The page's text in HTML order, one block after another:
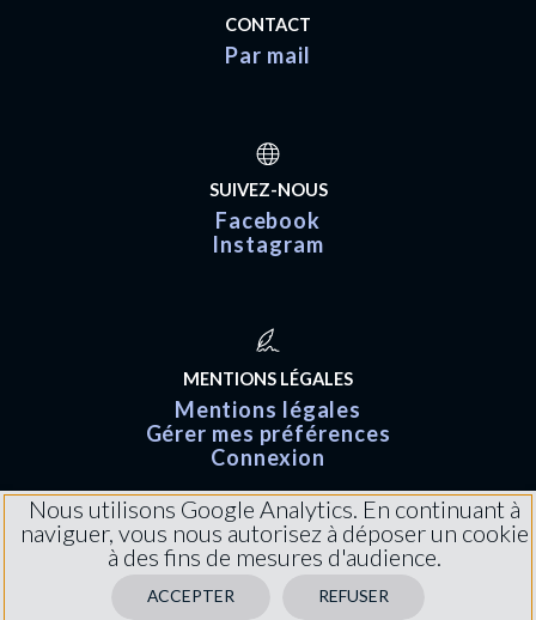
CONTACT
Par mail
SUIVEZ-NOUS
Facebook
Instagram
MENTIONS LÉGALES
Mentions légales
Gérer mes préférences
Connexion
Nous utilisons Google Analytics. En continuant à
naviguer, vous nous autorisez à déposer un cookie
à des fins de mesures d'audience.
ACCEPTER REFUSER